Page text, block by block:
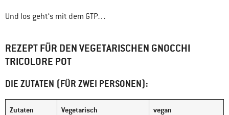
Und los geht‘s mit dem GTP…
REZEPT FÜR DEN VEGETARISCHEN GNOCCHI
TRICOLORE POT
DIE ZUTATEN (FÜR ZWEI PERSONEN):
Zutaten Vegetarisch vegan